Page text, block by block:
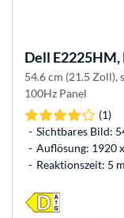
Dell
54.6 cm (21.5 Zoll),
100Hz Panel
(1)
Sichtbares Bild:
Auflösung: 1920
Reaktionszeit: 5